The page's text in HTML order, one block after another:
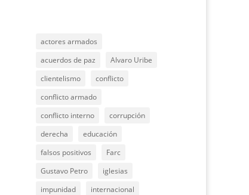
actores armados
acuerdos de paz
Alvaro Uribe
clientelismo
conflicto
conflicto armado
conflicto interno
corrupción
derecha
educación
falsos positivos
Farc
Gustavo Petro
iglesias
impunidad
internacional